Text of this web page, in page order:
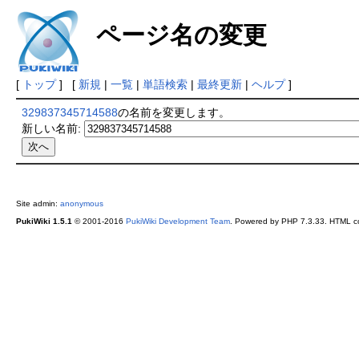
ページ名の変更
[ トップ] [ 新規 | 一覧| 単語検索| 最終更新| ヘルプ]
329837345714588の名前を変更します。
新しい名前:
Site admin: anonymous
PukiWiki 1.5.1 © 2001-2016 PukiWiki Development Team. Powered by PHP 7.3.33. HTML